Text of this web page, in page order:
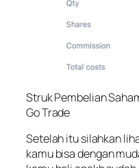
Struk Pembelian
Go Trade
Setelah itu silahkan
kamu bisa dengan